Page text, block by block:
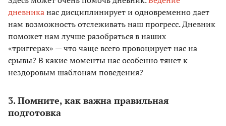
дневниканас дисциплинирует и одновременно дает
нам возможность отслеживать наш прогресс. Дневник
поможет нам лучше разобраться в наших
«триггерах» — что чаще всего провоцирует нас на
срывы? В какие моменты нас особенно тянет к
нездоровым шаблонам поведения?
3. Помните, как важна правильная
подготовка